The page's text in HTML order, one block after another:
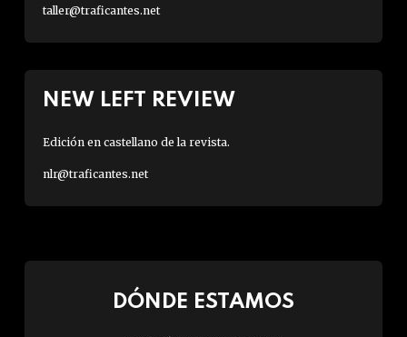
taller@traficantes.net
NEW LEFT REVIEW
Edición en castellano de la revista.
nlr@traficantes.net
DÓNDE ESTAMOS